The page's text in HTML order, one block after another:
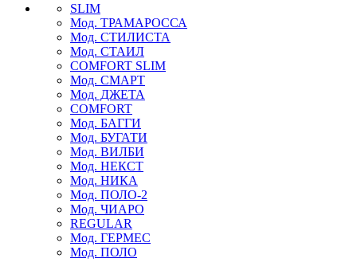
SLIM
Мод. ТРАМАРОССА
Мод. СТИЛИСТА
Мод. СТАИЛ
COMFORT SLIM
Мод. СМАРТ
Мод. ДЖЕТА
COMFORT
Мод. БАГГИ
Мод. БУГАТИ
Мод. ВИЛБИ
Мод. НЕКСТ
Мод. НИКА
Мод. ПОЛО-2
Мод. ЧИАРО
REGULAR
Мод. ГЕРМЕС
Мод. ПОЛО